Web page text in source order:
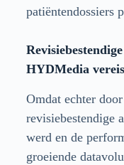
patiëntendossiers
HYDMedia
Omdat echter
revisiebestendige
werd en de
groeiende